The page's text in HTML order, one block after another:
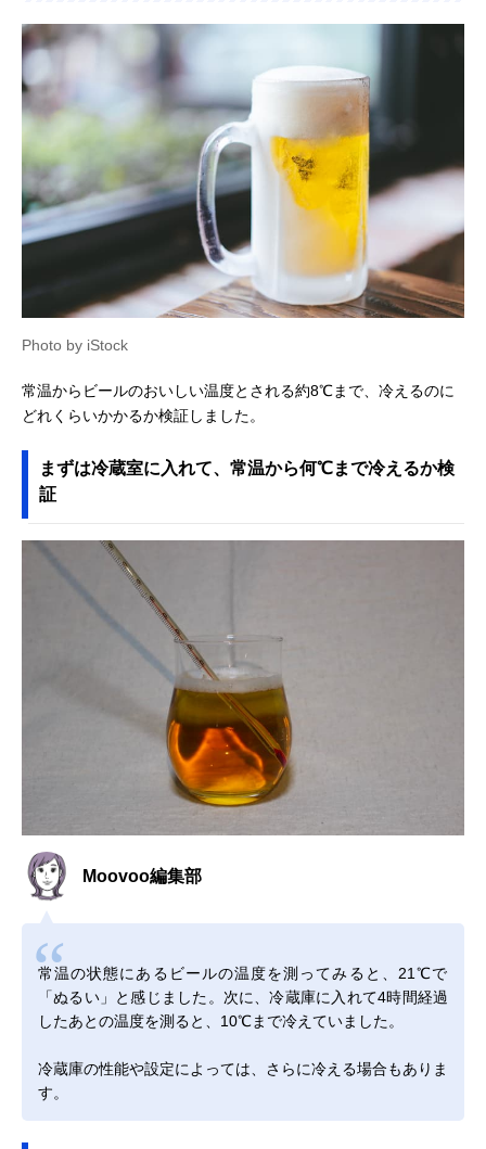
Photo by iStock
常温からビールのおいしい温度とされる約8℃まで、冷えるのに
どれくらいかかるか検証しました。
まずは冷蔵室に入れて、常温から何℃まで冷えるか検
証
Moovoo編集部
常温の状態にあるビールの温度を測ってみると、21℃で
「ぬるい」と感じました。次に、冷蔵庫に入れて4時間経過
したあとの温度を測ると、10℃まで冷えていました。
冷蔵庫の性能や設定によっては、さらに冷える場合もありま
す。